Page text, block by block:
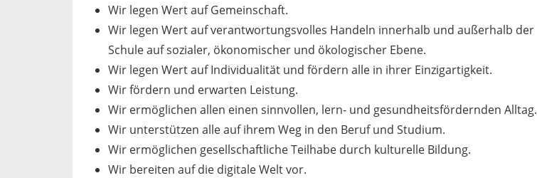
Wir legen Wert auf Gemeinschaft.
Wir legen Wert auf verantwortungsvolles Handeln innerhalb und außerhalb der
Schule auf sozialer, ökonomischer und ökologischer Ebene.
Wir legen Wert auf Individualität und fördern alle in ihrer Einzigartigkeit.
Wir fördern und erwarten Leistung.
Wir ermöglichen allen einen sinnvollen, lern- und gesundheitsfördernden Alltag.
Wir unterstützen alle auf ihrem Weg in den Beruf und Studium.
Wir ermöglichen gesellschaftliche Teilhabe durch kulturelle Bildung.
Wir bereiten auf die digitale Welt vor.